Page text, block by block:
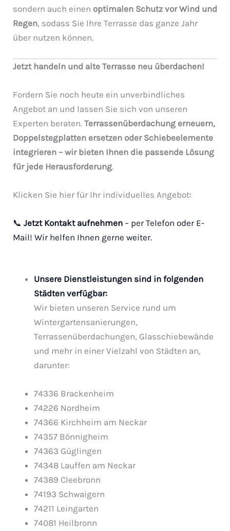
sondern auch einen optimalen Schutz vor Wind und
Regen, sodass Sie Ihre Terrasse das ganze Jahr
über nutzen können.
Jetzt handeln und alte Terrasse neu überdachen!
Fordern Sie noch heute ein unverbindliches
Angebot an und lassen Sie sich von unseren
Experten beraten. Terrassenüberdachung erneuern,
Doppelstegplatten ersetzen oder Schiebeelemente
integrieren – wir bieten Ihnen die passende Lösung
für jede Herausforderung.
Klicken Sie hier für Ihr individuelles Angebot:
📞 Jetzt Kontakt aufnehmen – per Telefon oder E-
Mail! Wir helfen Ihnen gerne weiter.
Unsere Dienstleistungen sind in folgenden
Städten verfügbar:
Wir bieten unseren Service rund um
Wintergartensanierungen,
Terrassenüberdachungen, Glasschiebewände
und mehr in einer Vielzahl von Städten an,
darunter:
74336 Brackenheim
74226 Nordheim
74366 Kirchheim am Neckar
74357 Bönnigheim
74363 Güglingen
74348 Lauffen am Neckar
74389 Cleebronn
74193 Schwaigern
74211 Leingarten
74081 Heilbronn